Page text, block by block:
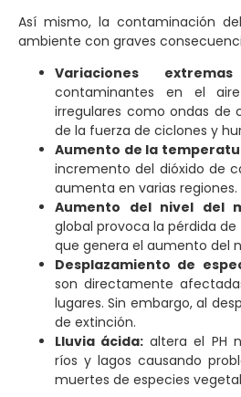
Así mismo, la contaminación
ambiente con graves
Variaciones
contaminantes en el
irregulares como ondas de
de la fuerza de ciclones y
Aumento de la
incremento del dióxido de
aumenta en varias regiones.
Aumento del nivel del
global provoca la pérdida de
que genera el aumento del
Desplazamiento de
son directamente
lugares. Sin embargo, al
de extinción.
Lluvia ácida: altera el PH
ríos y lagos causando
muertes de especies